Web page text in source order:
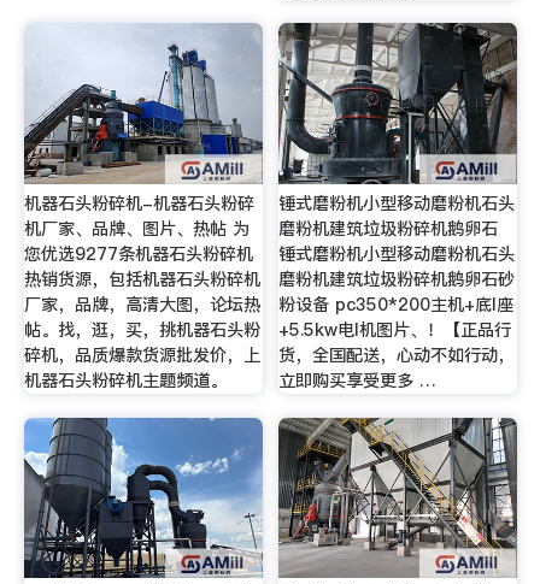
机器石头粉碎机-机器石头粉碎
机厂家、品牌、图片、热帖 为
您优选9277条机器石头粉碎机
热销货源，包括机器石头粉碎机
厂家，品牌，高清大图，论坛热
帖。找，逛，买，挑机器石头粉
碎机，品质爆款货源批发价，上
机器石头粉碎机主题频道。
锤式磨粉机小型移动磨粉机石头
磨粉机建筑垃圾粉碎机鹅卵石
锤式磨粉机小型移动磨粉机石头
磨粉机建筑垃圾粉碎机鹅卵石砂
粉设备 pc350*200主机+底l座
+5.5kw电l机图片、！【正品行
货，全国配送，心动不如行动，
立即购买享受更多 …